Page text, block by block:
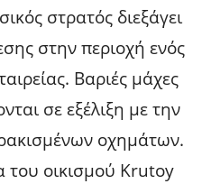
στρατός διεξάγει
στην περιοχή ενός
Βαριές μάχες
σε εξέλιξη με την
οχημάτων.
του οικισμού Krutoy